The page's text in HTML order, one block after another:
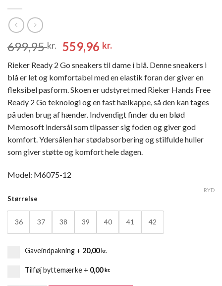
699,95kr. Den
oprindelige
pris
var:
699,95 kr..
559,96 kr.Den
pris
er:
559,96 kr..
Rieker Ready 2 Go sneakers til dame i blå. Denne sneakers i
blå er let og komfortabel med en elastik foran der giver en
fleksibel pasform. Skoen er udstyret med Rieker Hands Free
Ready 2 Go teknologi og en fast hælkappe, så den kan tages
på uden brug af hænder. Indvendigt finder du en blød
Memosoft indersål som tilpasser sig foden og giver god
komfort. Ydersålen har stødabsorbering og stilfulde huller
som giver støtte og komfort hele dagen.
Model: M6075-12
Størrelse
36 37 38 39 40 41 42
RYD
Gaveindpakning + 20,00kr.
Tilføj byttemærke + 0,00kr.